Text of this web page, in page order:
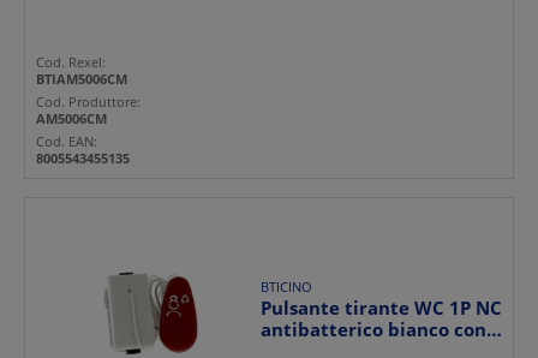
Cod. Rexel:
BTIAM5006CM
Cod. Produttore:
AM5006CM
Cod. EAN:
8005543455135
BTICINO
Pulsante tirante WC 1P NC
antibatterico bianco con